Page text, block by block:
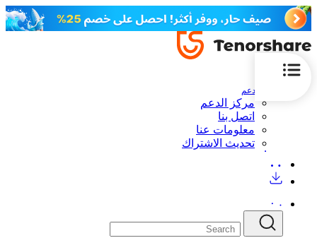
الدعم
مركز الدعم
اتصل بنا
معلومات عنا
تحديث الاشتراك